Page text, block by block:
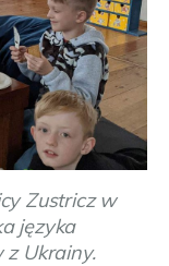
Zustricz w
języka
z Ukrainy.